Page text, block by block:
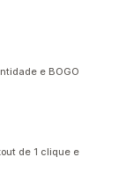
e BOGO
de 1 clique e